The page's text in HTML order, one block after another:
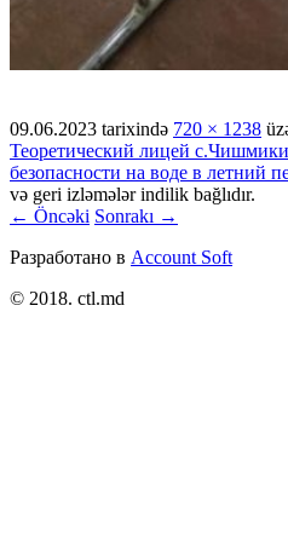
09.06.2023 tarixində 720 × 1238
Теоретический лицей
безопасности на воде в летний
və geri izləmələr indilik bağlıdır.
← Öncəki Sonrakı →
Разработано в Account Soft
© 2018. ctl.md